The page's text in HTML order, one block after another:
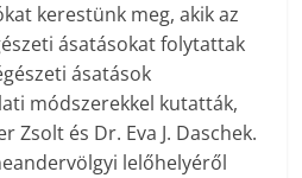
kerestünk meg, akik az
ásatásokat folytattak
ásatások
módszerekkel kutatták,
Zsolt és Dr. Eva J. Daschek.
lelőhelyéről